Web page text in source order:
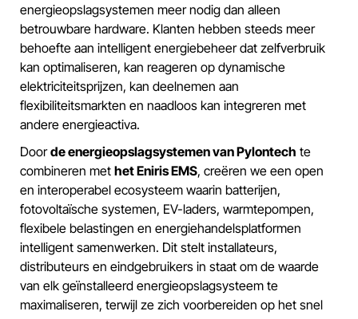
energieopslagsystemen meer nodig dan alleen
betrouwbare hardware. Klanten hebben steeds meer
behoefte aan intelligent energiebeheer dat zelfverbruik
kan optimaliseren, kan reageren op dynamische
elektriciteitsprijzen, kan deelnemen aan
flexibiliteitsmarkten en naadloos kan integreren met
andere energieactiva.
Doorde energieopslagsystemen van Pylontech te
combineren met het Eniris EMS, creëren we een open
en interoperabel ecosysteem waarin batterijen,
fotovoltaïsche systemen, EV-laders, warmtepompen,
flexibele belastingen en energiehandelsplatformen
intelligent samenwerken. Dit stelt installateurs,
distributeurs en eindgebruikers in staat om de waarde
van elk geïnstalleerd energieopslagsysteem te
maximaliseren, terwijl ze zich voorbereiden op het snel